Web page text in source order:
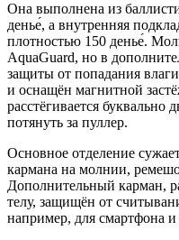
Она выполнена из
денье́, а внутренняя
плотностью 150 денье́.
AquaGuard, но в
защиты от попадания
и оснащён магнитной
расстёгивается
потянуть за пуллер.
Основное отделение
кармана на молнии,
Дополнительный карман,
телу, защищён от
например, для смартфона и